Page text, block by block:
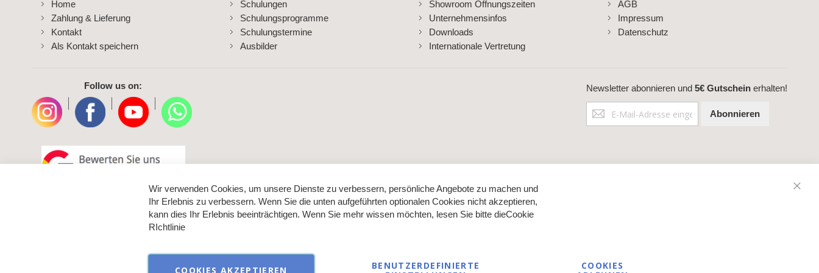
Home
Zahlung & Lieferung
Kontakt
Als Kontakt speichern
Schulungen
Schulungsprogramme
Schulungstermine
Ausbilder
Showroom Öffnungszeiten
Unternehmensinfos
Downloads
Internationale Vertretung
AGB
Impressum
Datenschutz
Follow us on: Newsletter abonnieren und5€ Gutschein erhalten!
Anmeldung
zum
Abonnieren
Wir verwenden Cookies, um unsere Dienste zu verbessern, persönliche Angebote zu machen und
Ihr Erlebnis zu verbessern. Wenn Sie die unten aufgeführten optionalen Cookies nicht akzeptieren,
kann dies Ihr Erlebnis beeinträchtigen. Wenn Sie mehr wissen möchten, lesen Sie bitte dieCookie
RIchtlinie
COOKIES AKZEPTIEREN
BENUTZERDEFINIERTE
COOKIES